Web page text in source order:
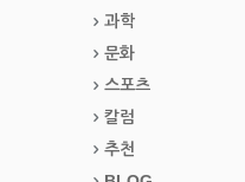
과학
문화
스포츠
칼럼
추천